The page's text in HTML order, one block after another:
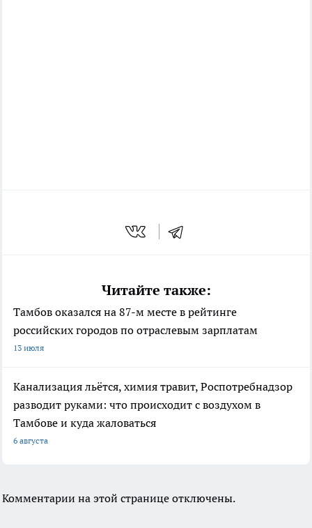
Читайте также:
Тамбов оказался на 87-м месте в рейтинге
российских городов по отраслевым зарплатам
13 июля
Канализация льётся, химия травит, Роспотребнадзор
разводит руками: что происходит с воздухом в
Тамбове и куда жаловаться
6 августа
Комментарии на этой странице отключены.